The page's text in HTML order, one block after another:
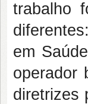
trabalho
em
operador
diretrizes